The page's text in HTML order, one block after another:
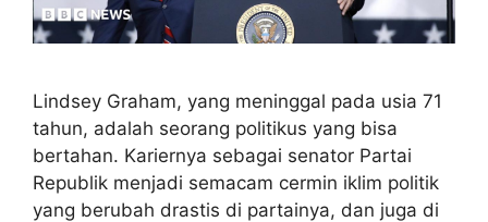
Lindsey Graham, yang meninggal pada usia 71
tahun, adalah seorang politikus yang bisa
bertahan. Kariernya sebagai senator Partai
Republik menjadi semacam cermin iklim politik
yang berubah drastis di partainya, dan juga di